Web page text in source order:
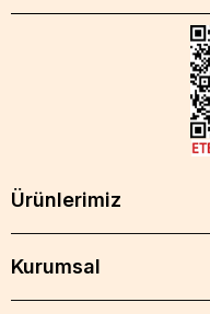
Ürünlerimiz
Kurumsal